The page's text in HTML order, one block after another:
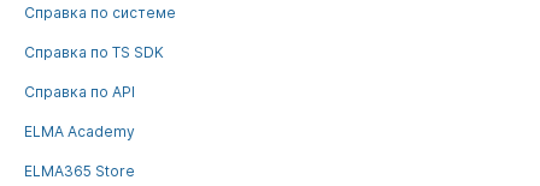
Справка по системе
Справка по TS SDK
Справка по API
ELMA Academy
ELMA365 Store